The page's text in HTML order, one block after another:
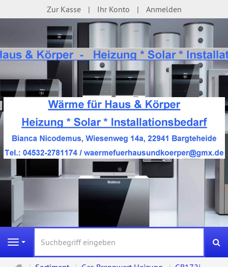
Zur Kasse Ihr Konto Anmelden
Navigation